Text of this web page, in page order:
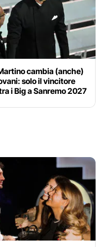
cambia (anche)
solo il vincitore
i Big a Sanremo 2027